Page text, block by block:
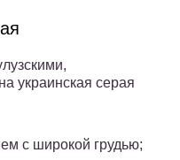
украинская серая
с широкой грудью;